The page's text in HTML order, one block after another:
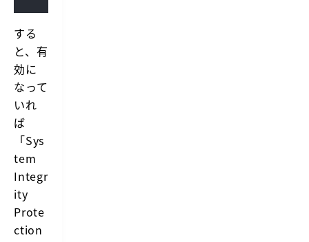
する
と、有
効に
なって
いれ
ば
「Sys
tem
Integr
ity
Prote
ction